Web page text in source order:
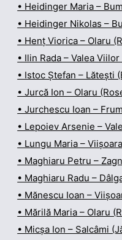
• Heidinger Maria –
• Heidinger Nikolas –
• Henț Viorica – Olaru
• Ilin Rada – Valea
• Istoc Ștefan – Lătești
• Jurcă Ion – Olaru
• Jurchescu Ioan –
• Lepoiev Arsenie –
• Lungu Maria –
• Maghiaru Petru –
• Maghiaru Radu –
• Mănescu Ioan –
• Mărilă Maria – Olaru
• Micșa Ion – Salcâmi